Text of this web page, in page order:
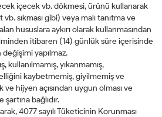
içecek vb. dökmesi, ürünü kullanarak
sıkması gibi) veya malı tanıtma ve
hususlara aykırı olarak kullanmasından
itibaren (14) günlük süre içerisinde
değişimi yapılmaz.
kullanılmamış, yıkanmamış,
kaybetmemiş, giyilmemiş ve
ve hijyen açısından uygun olması ve
bağlıdır.
4077 sayılı Tüketicinin Korunması